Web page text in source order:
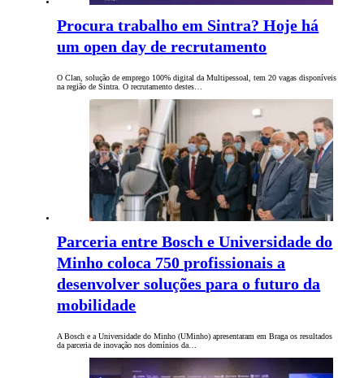
Procura trabalho em Sintra? Hoje há
um open day de recrutamento
O Clan, solução de emprego 100% digital da Multipessoal, tem 20 vagas disponíveis
na região de Sintra. O recrutamento destes…
Parceria entre Bosch e Universidade do
Minho coloca 750 profissionais a
desenvolver soluções para o futuro da
mobilidade
A Bosch e a Universidade do Minho (UMinho) apresentaram em Braga os resultados
da parceria de inovação nos domínios da…